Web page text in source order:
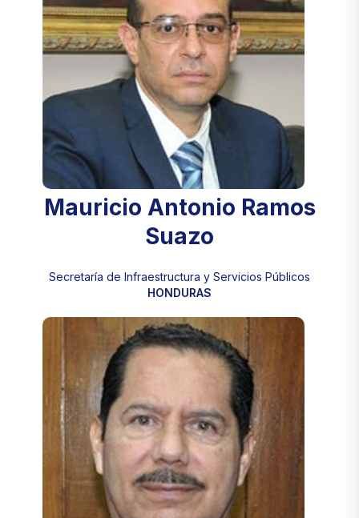
Mauricio Antonio Ramos
Suazo
Secretaría de Infraestructura y Servicios Públicos
HONDURAS